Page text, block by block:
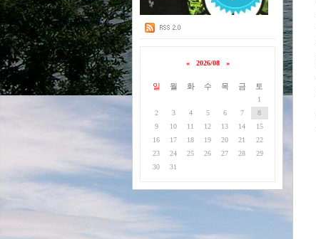
« 2026/08 »
일 월 화 수 목 금 토
1
2
3 4 5 6 7
8
9
10 11 12 13 14
15
16
17 18 19 20 21
22
23
24 25 26 27 28
29
30
31